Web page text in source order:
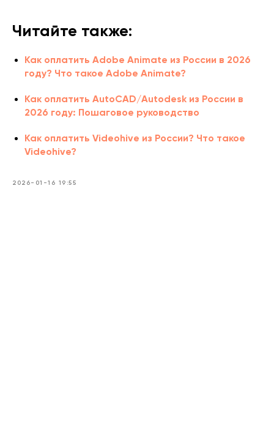
Читайте также:
Как оплатить Adobe Animate из России в 2026
году? Что такое Adobe Animate?
Как оплатить AutoCAD/Autodesk из России в
2026 году: Пошаговое руководство
Как оплатить Videohive из России? Что такое
Videohive?
2026-01-16 19:55